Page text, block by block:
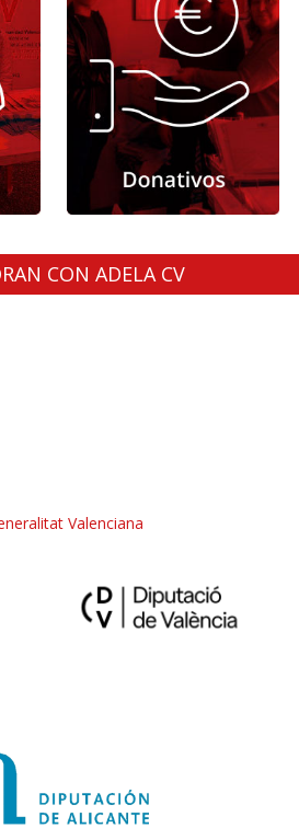
CON ADELA CV